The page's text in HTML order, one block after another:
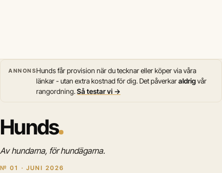
ANNONSHunds får provision när du tecknar eller köper via våra
länkar - utan extra kostnad för dig. Det påverkaraldrigvår
rangordning.Så testar vi →
Hunds
Av hundarna, för hundägarna.
№ 01 · JUNI 2026